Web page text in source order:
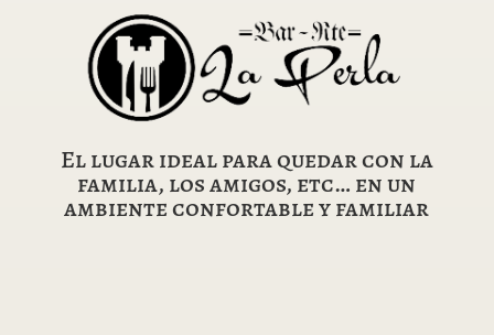
El lugar ideal para quedar con la
familia, los amigos, etc… en un
ambiente confortable y familiar